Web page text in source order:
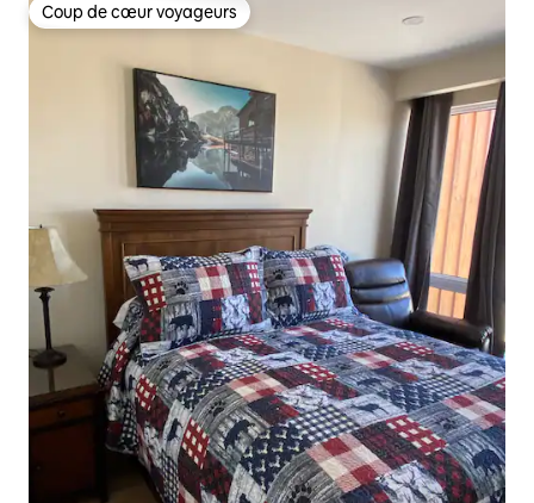
Coup de cœur voyageurs
Coup de cœur voyageurs